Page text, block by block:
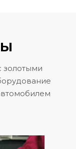
золотыми